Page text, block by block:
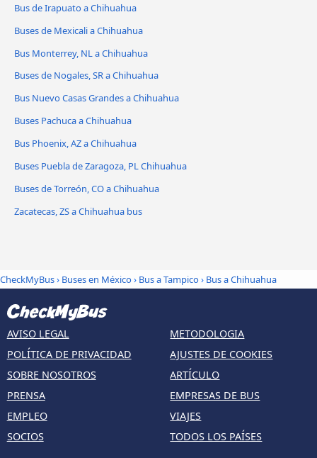
Bus de Irapuato a Chihuahua
Buses de Mexicali a Chihuahua
Bus Monterrey, NL a Chihuahua
Buses de Nogales, SR a Chihuahua
Bus Nuevo Casas Grandes a Chihuahua
Buses Pachuca a Chihuahua
Bus Phoenix, AZ a Chihuahua
Buses Puebla de Zaragoza, PL Chihuahua
Buses de Torreón, CO a Chihuahua
Zacatecas, ZS a Chihuahua bus
CheckMyBus› Buses en México› Bus a Tampico› Bus a Chihuahua
AVISO LEGAL
POLÍTICA DE PRIVACIDAD
SOBRE NOSOTROS
PRENSA
EMPLEO
SOCIOS
METODOLOGIA
AJUSTES DE COOKIES
ARTÍCULO
EMPRESAS DE BUS
VIAJES
TODOS LOS PAÍSES